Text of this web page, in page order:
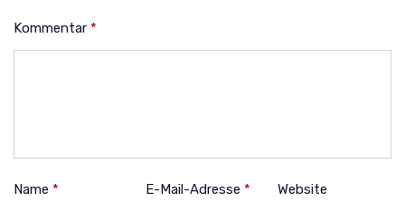
Kommentar *
Name * E-Mail-Adresse * Website